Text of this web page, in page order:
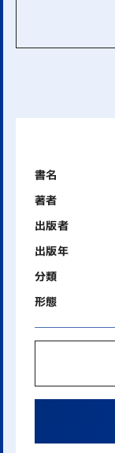
書名
著者
出版者
出版年
分類
形態